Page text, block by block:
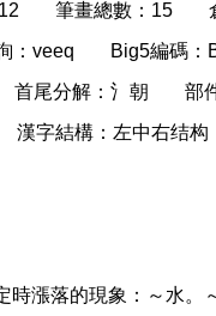
筆畫總數：15
：veeq Big5編碼：
首尾分解：氵朝
部
漢字結構：左中右结构
漲落的現象：～水。